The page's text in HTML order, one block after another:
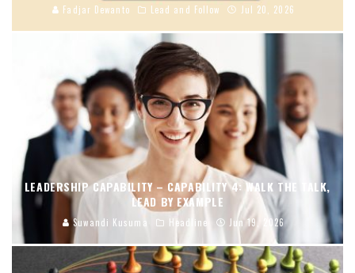
Fadjar Dewanto Lead and Follow Jul 20, 2026
LEADERSHIP CAPABILITY – CAPABILITY 4: WALK THE TALK,
LEAD BY EXAMPLE
Suwandi Kusuma Headline Jun 19, 2026